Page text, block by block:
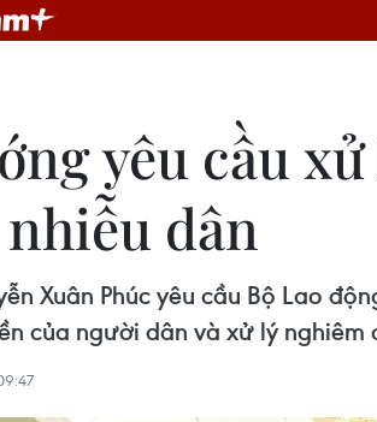
yêu cầu
dân
Xuân Phúc yêu cầu Bộ Lao
của người dân và xử lý nghiêm